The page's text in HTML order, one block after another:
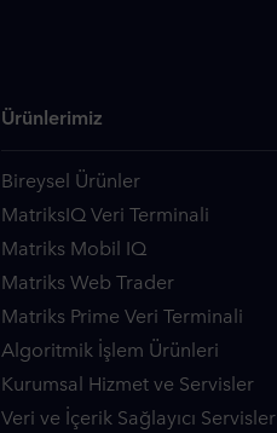
Ürünlerimiz
Bireysel Ürünler
MatriksIQ Veri Terminali
Matriks Mobil IQ
Matriks Web Trader
Matriks Prime Veri Terminali
Algoritmik İşlem Ürünleri
Kurumsal Hizmet ve Servisler
Veri ve İçerik Sağlayıcı Servisler